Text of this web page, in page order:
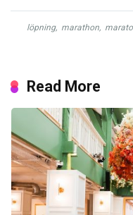
löpning, marathon,
Read More